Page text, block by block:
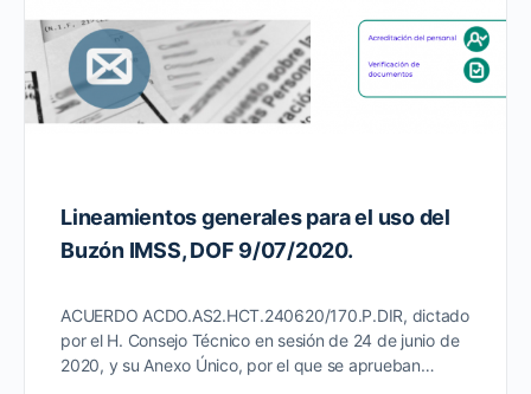
Lineamientos generales para el uso del
Buzón IMSS, DOF 9/07/2020.
ACUERDO ACDO.AS2.HCT.240620/170.P.DIR, dictado
por el H. Consejo Técnico en sesión de 24 de junio de
2020, y su Anexo Único, por el que se aprueban…